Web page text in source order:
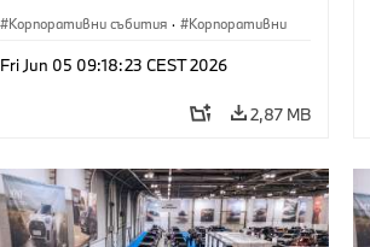
Корпоративни събития · Корпоративни
Fri Jun 05 09:18:23 CEST 2026
2,87 MB